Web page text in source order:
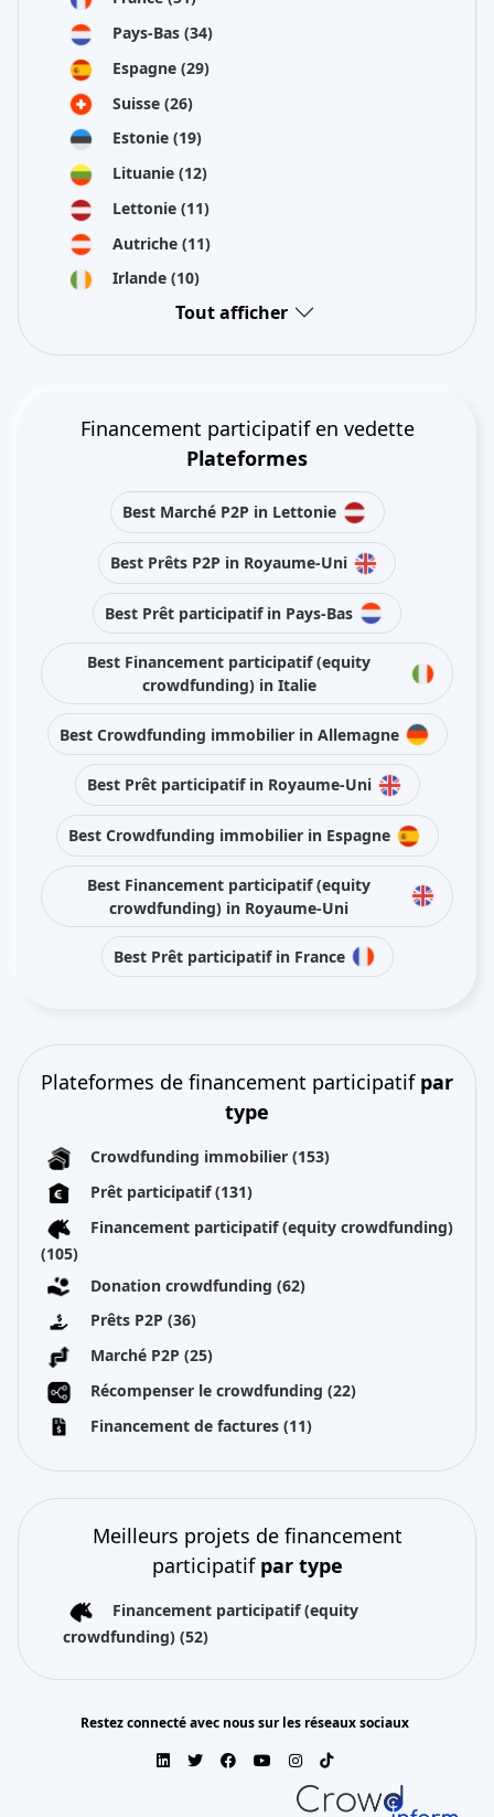
Pays-Bas (34)
Espagne (29)
Suisse (26)
Estonie (19)
Lituanie (12)
Lettonie (11)
Autriche (11)
Irlande (10)
Tout afficher
Financement participatif en vedette
Plateformes
Best Marché P2P in Lettonie
Best Prêts P2P in Royaume-Uni
Best Prêt participatif in Pays-Bas
Best Financement participatif (equity
crowdfunding) in Italie
Best Crowdfunding immobilier in Allemagne
Best Prêt participatif in Royaume-Uni
Best Crowdfunding immobilier in Espagne
Best Financement participatif (equity
crowdfunding) in Royaume-Uni
Best Prêt participatif in France
Plateformes de financement participatif par
type
Crowdfunding immobilier (153)
Prêt participatif(131)
Financement participatif (equity crowdfunding)
(105)
Donation crowdfunding (62)
Prêts P2P (36)
Marché P2P (25)
Récompenser le crowdfunding (22)
Financement de factures (11)
Meilleurs projets de financement
participatif par type
Financement participatif (equity
crowdfunding) (52)
Restez connecté avec nous sur les réseaux sociaux